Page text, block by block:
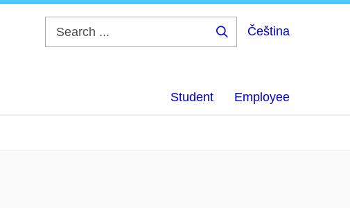
Čeština
Student Employee